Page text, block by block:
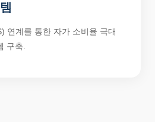
연계를 통한 자가 소비율 극대
구축.